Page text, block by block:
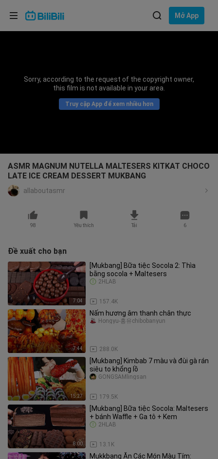
Mở App
Sorry, according to the request of the copyright owner,
this film is not available in your area.
Truy cập App để xem nhiều hơn
ASMR MAGNUM NUTELLA MALTESERS KITKAT CHOCO
LATE ICE CREAM DESSERT MUKBANG
allaboutasmr
98 Yêu thích Tải 6
Đề xuất cho bạn
7:04
[Mukbang] Bữa tiệc Socola 2: Thìa
bằng socola + Maltesers
157.4K
2HLAB
7:44
Nấm hương âm thanh chân thực
288.0K
Hongyu-홍유chibobanyun
15:27
[Mukbang] Kimbab 7 màu và đùi gà rán
siêu to khổng lồ
179.5K
GONGSAMlingsan
8:00
[Mukbang] Bữa tiệc Socola: Maltesers
+ bánh Waffle + Ga tô + Kem
13.1K
2HLAB
Mukkbang Ăn Các Món Màu Tím:
Lựa chọn ngôn ngữ
Bahasa Indonesia